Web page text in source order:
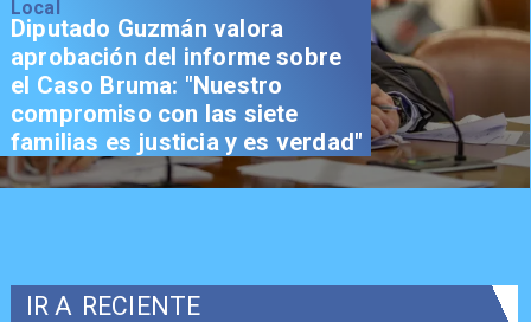
Local
Diputado Guzmán valora
aprobación del informe sobre
el Caso Bruma: "Nuestro
compromiso con las siete
familias es justicia y es verdad"
IR A RECIENTE